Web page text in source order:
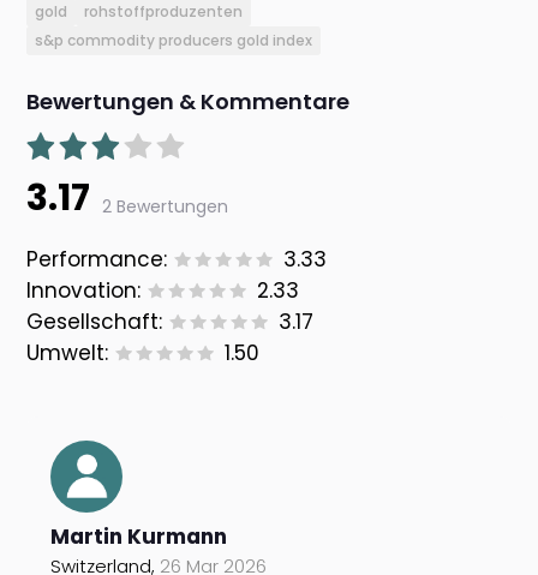
gold
rohstoffproduzenten
s&p commodity producers gold index
Bewertungen & Kommentare
3.17 2 Bewertungen
Performance:
3.33
Innovation:
2.33
Gesellschaft:
3.17
Umwelt:
1.50
Martin Kurmann
Switzerland, 26 Mar 2026